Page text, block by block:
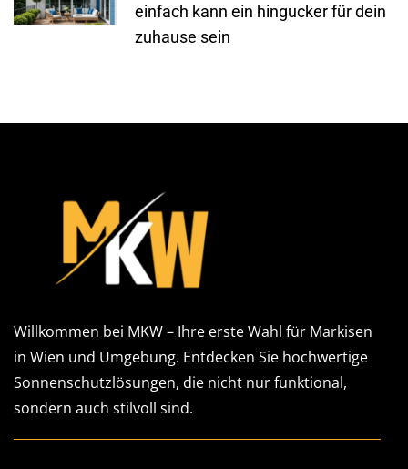
einfach kann ein hingucker für dein
zuhause sein
Willkommen bei MKW – Ihre erste Wahl für Markisen
in Wien und Umgebung. Entdecken Sie hochwertige
Sonnenschutzlösungen, die nicht nur funktional,
sondern auch stilvoll sind.